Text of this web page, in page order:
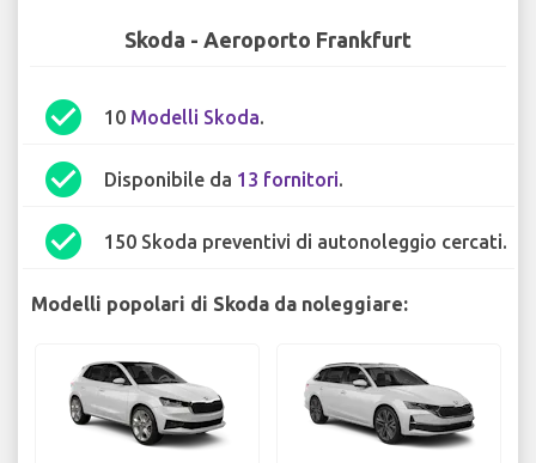
Skoda - Aeroporto Frankfurt
check_circle 10 Modelli Skoda.
check_circle Disponibile da 13 fornitori.
check_circle 150 Skoda preventivi di autonoleggio cercati.
Modelli popolari di Skoda da noleggiare: